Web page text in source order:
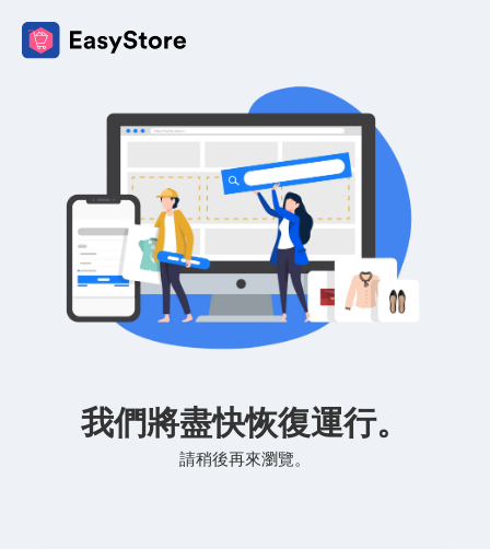
我們將盡快恢復運行。
請稍後再來瀏覽。